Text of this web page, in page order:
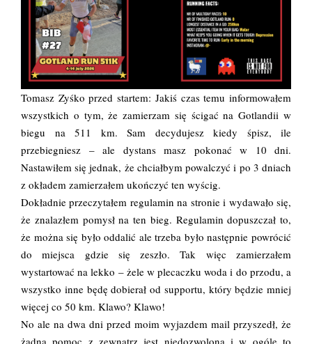
Tomasz Zyśko przed startem: Jakiś czas temu informowałem
wszystkich o tym, że zamierzam się ścigać na Gotlandii w
biegu na 511 km. Sam decydujesz kiedy śpisz, ile
przebiegniesz – ale dystans masz pokonać w 10 dni.
Nastawiłem się jednak, że chciałbym powalczyć i po 3 dniach
z okładem zamierzałem ukończyć ten wyścig.
Dokładnie przeczytałem regulamin na stronie i wydawało się,
że znalazłem pomysł na ten bieg. Regulamin dopuszczał to,
że można się było oddalić ale trzeba było następnie powrócić
do miejsca gdzie się zeszło. Tak więc zamierzałem
wystartować na lekko – żele w plecaczku woda i do przodu, a
wszystko inne będę dobierał od supportu, który będzie mniej
więcej co 50 km. Klawo? Klawo!
No ale na dwa dni przed moim wyjazdem mail przyszedł, że